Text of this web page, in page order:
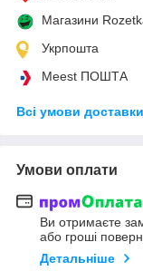
Магазини
Укрпошта
Meest ПОШТА
Всі умови доставки
Умови оплати
Ви отримаєте
або гроші
Детальніше